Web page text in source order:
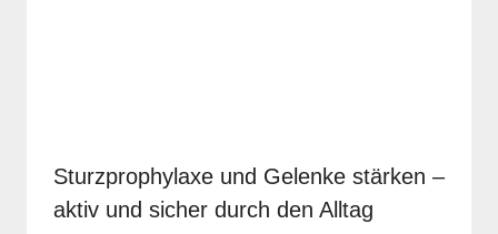
Sturzprophylaxe und Gelenke stärken –
aktiv und sicher durch den Alltag